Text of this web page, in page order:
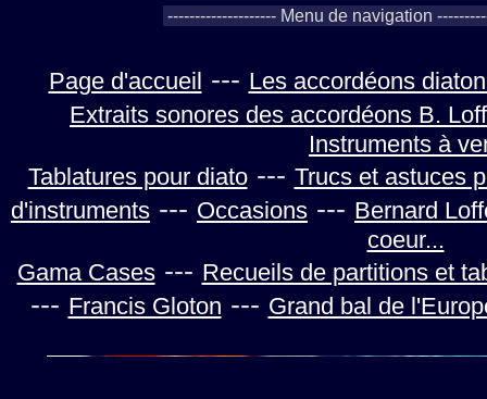
Page d'accueil --- Les accordéons
Extraits sonores des accordéons B.
Instruments à
Tablatures pour diato--- Trucs et astuces
d'instruments --- Occasions --- Bernard
coeur...
Gama Cases--- Recueils de partitions et
--- Francis Gloton --- Grand bal de